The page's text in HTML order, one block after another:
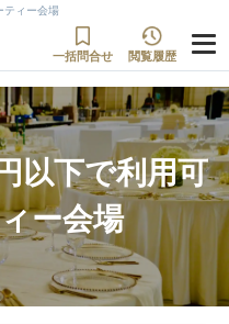
ティー会場
一括問合せ 閲覧履歴
以下で利用可
ー会場